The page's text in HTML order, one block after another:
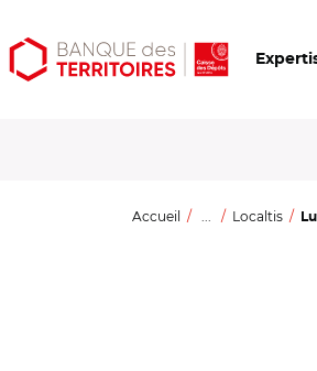
Aller
au
Aller
au
Ouvrir
les
Accueil ... Localtis